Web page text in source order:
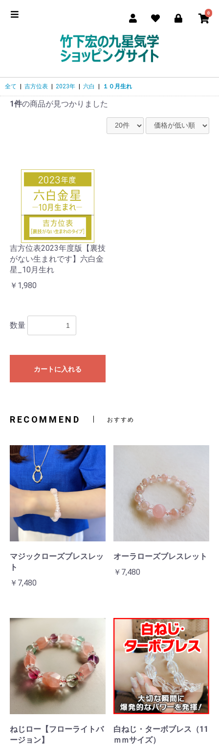
0
全て | 吉方位表 | 2023年 | 六白 | １０月生れ
1件の商品が見つかりました
吉方位表2023年度版【裏技
がない生まれです】六白金
星_10月生れ
￥1,980
数量
カートに入れる
RECOMMEND おすすめ
マジックローズブレスレッ
ト
￥7,480
オーラローズブレスレット
￥7,480
ねじロー【フローライトバ
ージョン】
白ねじ・ターボブレス（11
ｍｍサイズ）